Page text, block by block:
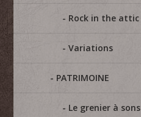
Rock in the attic
Variations
PATRIMOINE
Le grenier à sons